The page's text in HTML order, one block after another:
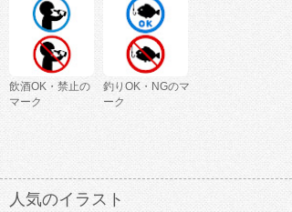
飲酒OK・禁止の
マーク
釣りOK・NGのマ
ーク
人気のイラスト